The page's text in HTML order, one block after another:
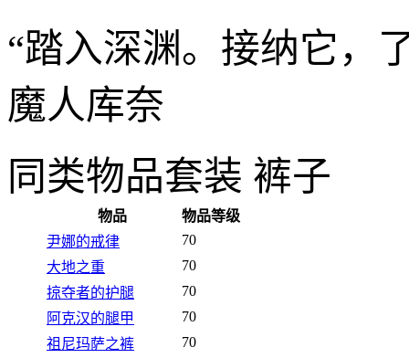
“踏入深渊。接纳它，
魔人库奈
同类物品套装 裤子
物品
物品等级
尹娜的戒律
70
大地之重
70
掠夺者的护腿
70
阿克汉的腿甲
70
祖尼玛萨之裤
70